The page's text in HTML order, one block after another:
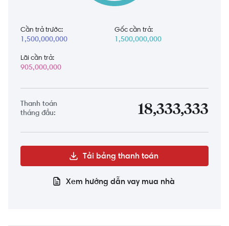
Cần trả trước:
1,500,000,000
Gốc cần trả:
1,500,000,000
Lãi cần trả:
905,000,000
Thanh toán
tháng đầu:
18,333,333
Tải bảng thanh toán
Xem hướng dẫn vay mua nhà